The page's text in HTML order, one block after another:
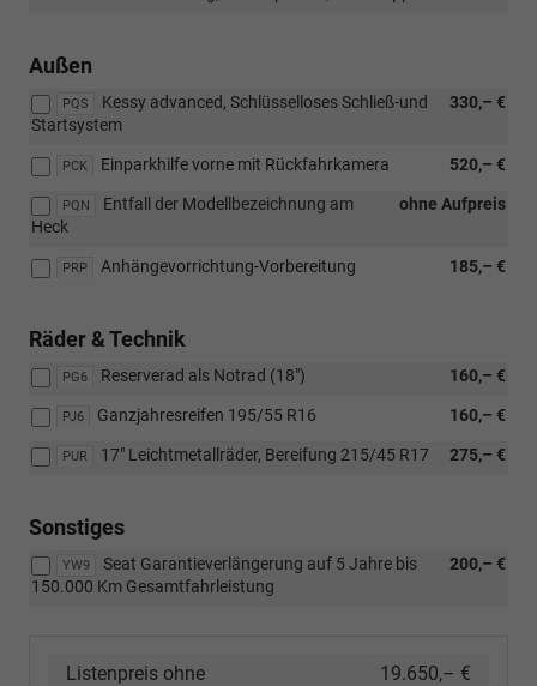
Außen
PQS 330,– €
Kessy advanced, Schlüsselloses Schließ-und
Startsystem
PCK 520,– €
Einparkhilfe vorne mit Rückfahrkamera
PQN ohne Aufpreis
Entfall der Modellbezeichnung am
Heck
PRP 185,– €
Anhängevorrichtung-Vorbereitung
Räder & Technik
PG6 160,– €
Reserverad als Notrad (18″)
PJ6 160,– €
Ganzjahresreifen 195/55 R16
PUR 275,– €
17" Leichtmetallräder, Bereifung 215/45 R17
Sonstiges
YW9 200,– €
Seat Garantieverlängerung auf 5 Jahre bis
150.000 Km Gesamtfahrleistung
Listenpreis ohne
19.650,– €